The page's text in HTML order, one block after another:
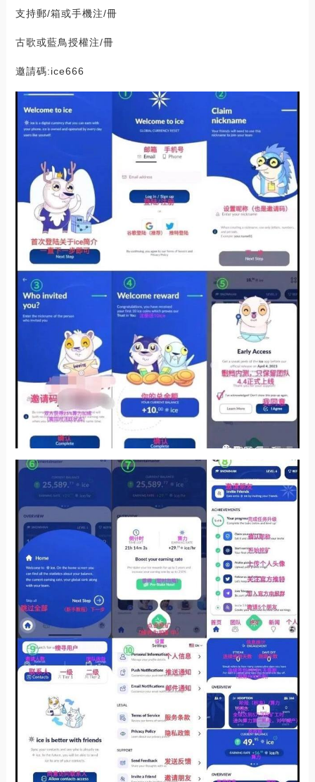
支持郵/箱或手機注/冊
古歌或藍鳥授權注/冊
邀請碼:ice666